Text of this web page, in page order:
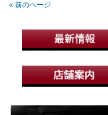
« 前のページ